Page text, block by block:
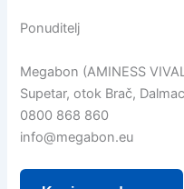
Ponuditelj
Megabon (AMINESS
Supetar, otok Brač,
0800 868 860
info@megabon.eu